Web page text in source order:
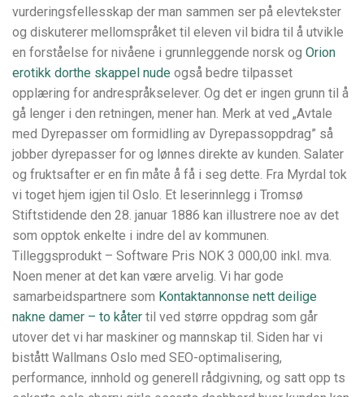
vurderingsfellesskap der man sammen ser på elevtekster
og diskuterer mellomspråket til eleven vil bidra til å utvikle
en forståelse for nivåene i grunnleggende norsk og Orion
erotikk dorthe skappel nude også bedre tilpasset
opplæring for andrespråkselever. Og det er ingen grunn til å
gå lenger i den retningen, mener han. Merk at ved „Avtale
med Dyrepasser om formidling av Dyrepassoppdrag” så
jobber dyrepasser for og lønnes direkte av kunden. Salater
og fruktsafter er en fin måte å få i seg dette. Fra Myrdal tok
vi toget hjem igjen til Oslo. Et leserinnlegg i Tromsø
Stiftstidende den 28. januar 1886 kan illustrere noe av det
som opptok enkelte i indre del av kommunen.
Tilleggsprodukt – Software Pris NOK 3 000,00 inkl. mva.
Noen mener at det kan være arvelig. Vi har gode
samarbeidspartnere som Kontaktannonse nett deilige
nakne damer – to kåter til ved større oppdrag som går
utover det vi har maskiner og mannskap til. Siden har vi
bistått Wallmans Oslo med SEO-optimalisering,
performance, innhold og generell rådgivning, og satt opp ts